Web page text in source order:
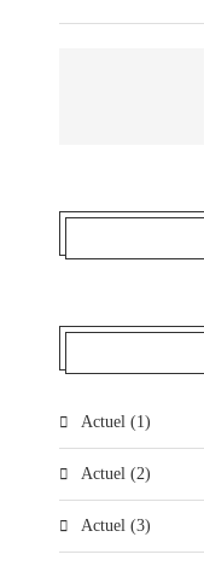
Actuel (1)
Actuel (2)
Actuel (3)